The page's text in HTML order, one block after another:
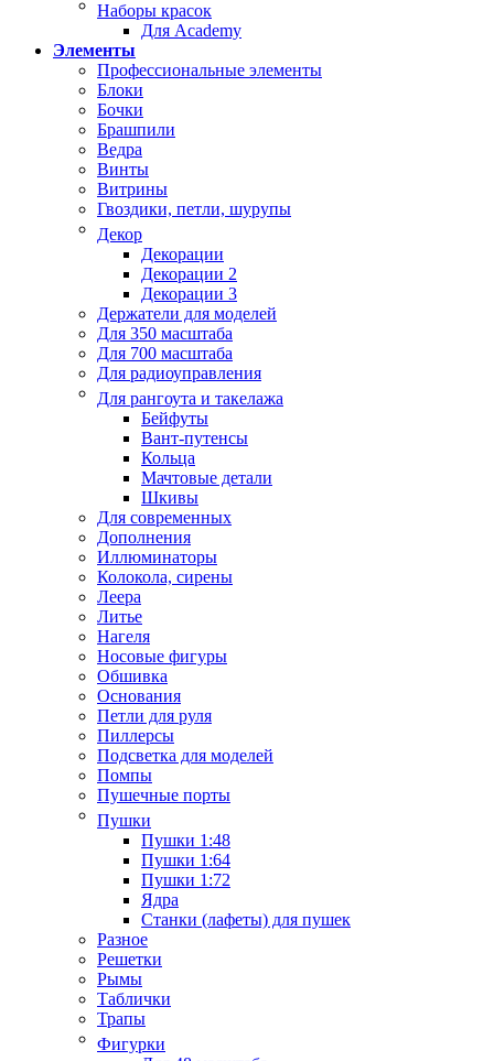
Наборы красок
Для Academy
Элементы
Профессиональные элементы
Блоки
Бочки
Брашпили
Ведра
Винты
Витрины
Гвоздики, петли, шурупы
Декор
Декорации
Декорации 2
Декорации 3
Держатели для моделей
Для 350 масштаба
Для 700 масштаба
Для радиоуправления
Для рангоута и такелажа
Бейфуты
Вант-путенсы
Кольца
Мачтовые детали
Шкивы
Для современных
Дополнения
Иллюминаторы
Колокола, сирены
Леера
Литье
Нагеля
Носовые фигуры
Обшивка
Основания
Петли для руля
Пиллерсы
Подсветка для моделей
Помпы
Пушечные порты
Пушки
Пушки 1:48
Пушки 1:64
Пушки 1:72
Ядра
Станки (лафеты) для пушек
Разное
Решетки
Рымы
Таблички
Трапы
Фигурки